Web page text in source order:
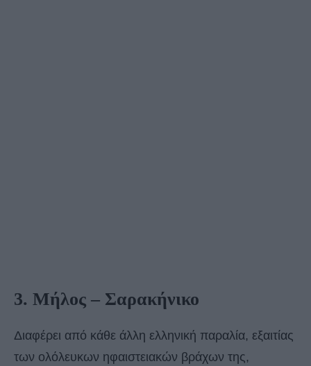
3. Μήλος – Σαρακήνικο
Διαφέρει από κάθε άλλη ελληνική παραλία, εξαιτίας
των ολόλευκων ηφαιστειακών βράχων της,